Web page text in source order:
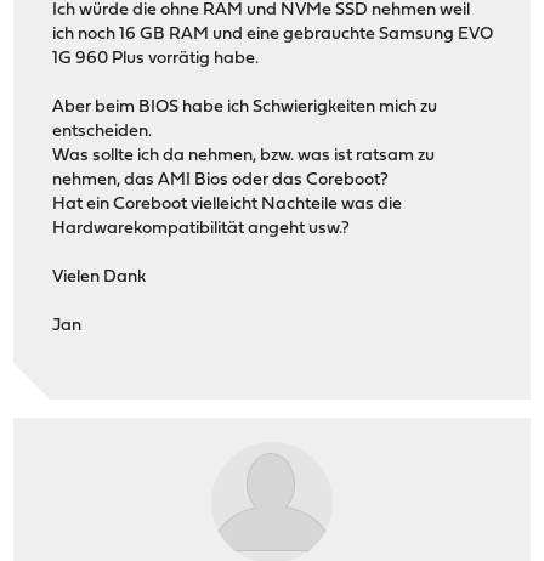
Ich würde die ohne RAM und NVMe SSD nehmen weil
ich noch 16 GB RAM und eine gebrauchte Samsung EVO
1G 960 Plus vorrätig habe.
Aber beim BIOS habe ich Schwierigkeiten mich zu
entscheiden.
Was sollte ich da nehmen, bzw. was ist ratsam zu
nehmen, das AMI Bios oder das Coreboot?
Hat ein Coreboot vielleicht Nachteile was die
Hardwarekompatibilität angeht usw.?
Vielen Dank
Jan